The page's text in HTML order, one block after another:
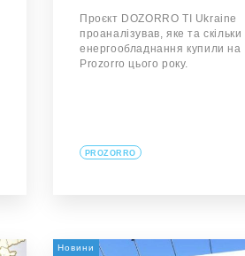
Проєкт DOZORRO TI Ukraine
проаналізував, яке та скільки
енергообладнання купили на
Prozorro цього року.
PROZORRO
Новини